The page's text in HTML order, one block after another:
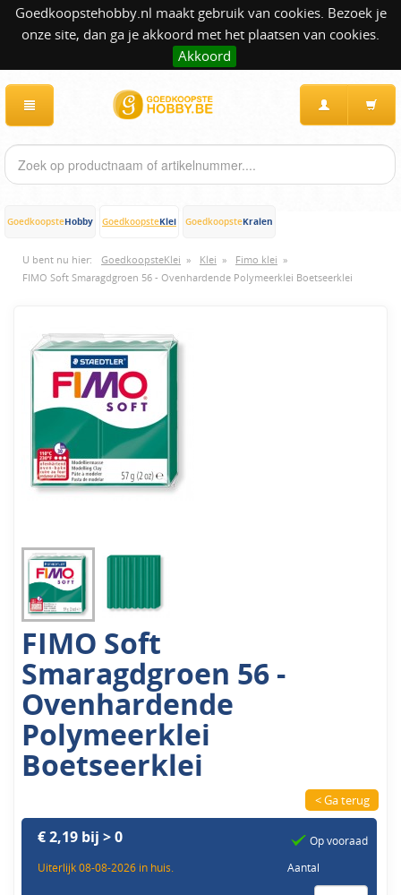
Goedkoopstehobby.nl maakt gebruik van cookies. Bezoek je
onze site, dan ga je akkoord met het plaatsen van cookies.
Akkoord
GoedkoopsteHobby GoedkoopsteKlei GoedkoopsteKralen
U bent nu hier: GoedkoopsteKlei » Klei » Fimo klei »
FIMO Soft Smaragdgroen 56 - Ovenhardende Polymeerklei Boetseerklei
FIMO Soft
Smaragdgroen 56 -
Ovenhardende
Polymeerklei
Boetseerklei
< Ga terug
€ 2,19 bij > 0
Uiterlijk 08-08-2026 in huis.
Op vooraad
Aantal